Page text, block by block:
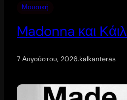
Μουσική
Madonna και
7 Αυγούστου, 2026.kalkanteras